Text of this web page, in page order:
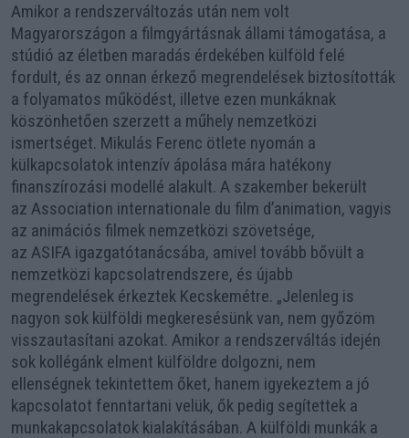
Amikor a rendszerváltozás után nem volt
Magyarországon a filmgyártásnak állami támogatása, a
stúdió az életben maradás érdekében külföld felé
fordult, és az onnan érkező megrendelések biztosították
a folyamatos működést, illetve ezen munkáknak
köszönhetően szerzett a műhely nemzetközi
ismertséget. Mikulás Ferenc ötlete nyomán a
külkapcsolatok intenzív ápolása mára hatékony
finanszírozási modellé alakult. A szakember bekerült
az Association internationale du film d’animation, vagyis
az animációs filmek nemzetközi szövetsége,
az ASIFA igazgatótanácsába, amivel tovább bővült a
nemzetközi kapcsolatrendszere, és újabb
megrendelések érkeztek Kecskemétre. „Jelenleg is
nagyon sok külföldi megkeresésünk van, nem győzöm
visszautasítani azokat. Amikor a rendszerváltás idején
sok kollégánk elment külföldre dolgozni, nem
ellenségnek tekintettem őket, hanem igyekeztem a jó
kapcsolatot fenntartani velük, ők pedig segítettek a
munkakapcsolatok kialakításában. A külföldi munkák a